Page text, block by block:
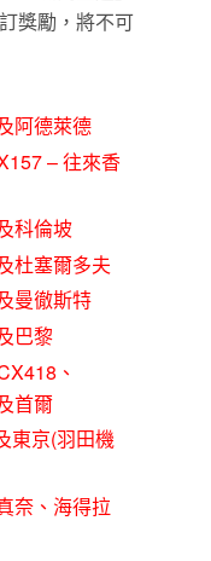
獎勵，將不可
阿德萊德
– 往來香
科倫坡
杜塞爾多夫
曼徹斯特
巴黎
、
首爾
東京(羽田機
奈、海得拉